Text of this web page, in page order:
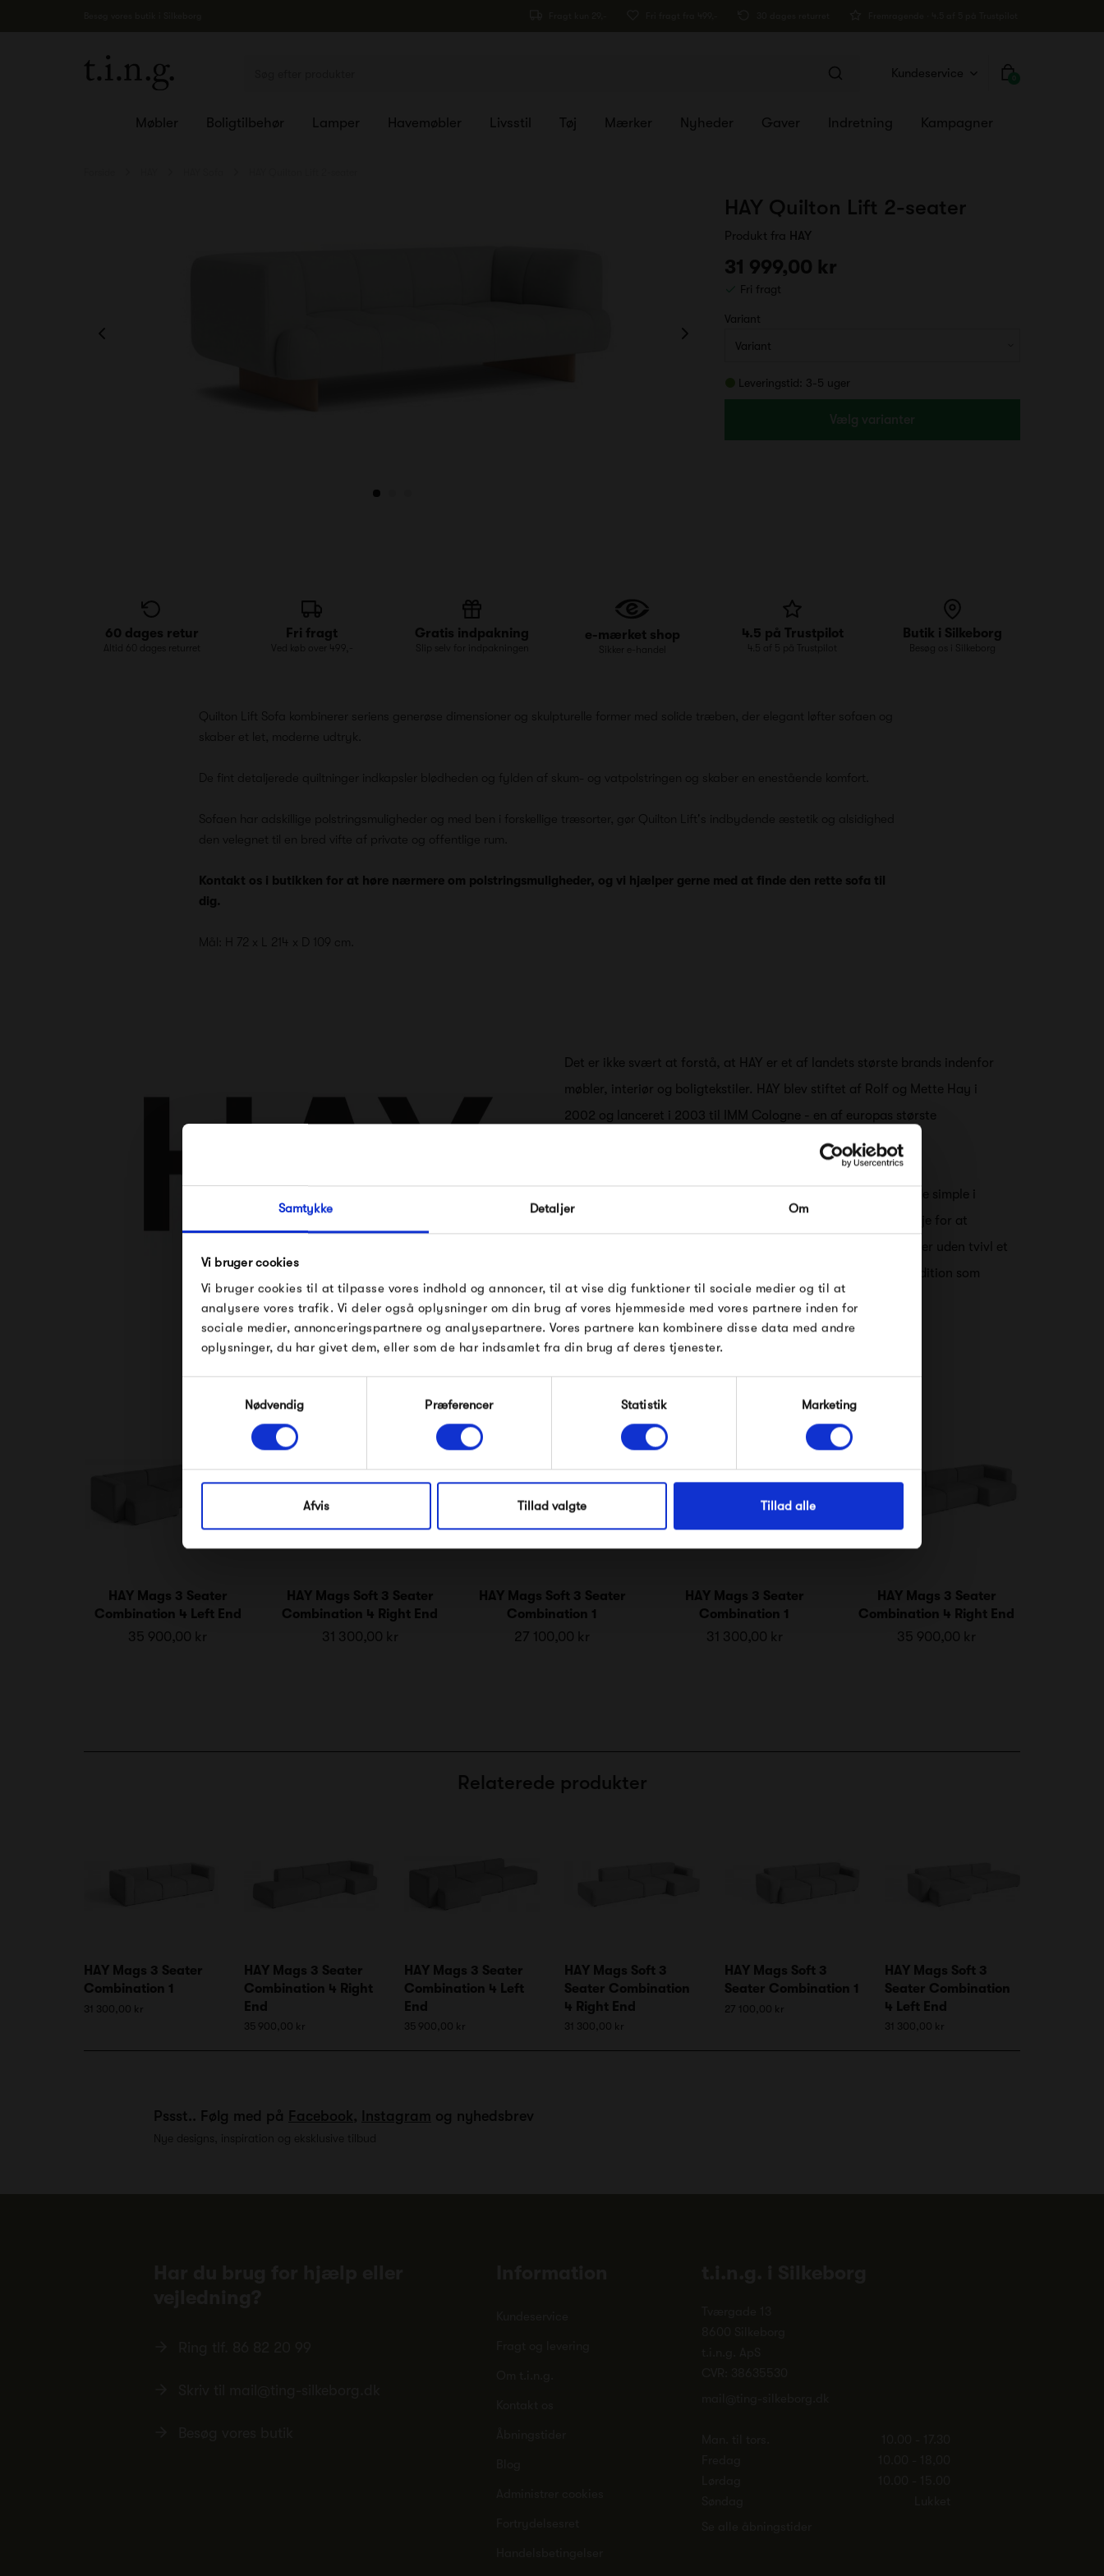
Samtykke Detaljer Om
Vi bruger cookies
Vi bruger cookies til at tilpasse vores indhold og annoncer, til at vise dig funktioner til sociale medier og til at
analysere vores trafik. Vi deler også oplysninger om din brug af vores hjemmeside med vores partnere inden for
sociale medier, annonceringspartnere og analysepartnere. Vores partnere kan kombinere disse data med andre
oplysninger, du har givet dem, eller som de har indsamlet fra din brug af deres tjenester.
Nødvendig
Præferencer Statistik Marketing
Afvis Tillad valgte Tillad alle
0
Kundeservice
Møbler Boligtilbehør Lamper Havemøbler Livsstil Tøj Mærker Nyheder Gaver Indretning Kampagner
HAY Quilton Lift 2-seater
Produkt fra HAY
31 999,00 kr
Fri fragt
Variant
Leveringstid: 3-5 uger
Vælg varianter
60 dages retur
Altid 60 dages returret
Fri fragt
Ved køb over 499,-
Gratis indpakning
Slip selv for indpakningen
e-mærket shop
Sikker e-handel
4.5 på Trustpilot
4.5 af 5 på Trustpilot
Butik i Silkeborg
Besøg os i Silkeborg
Quilton Lift Sofa kombinerer seriens generøse dimensioner og skulpturelle former med solide træben, der elegant løfter sofaen og
skaber et let, moderne udtryk.
De fint detaljerede quiltninger indkapsler blødheden og fylden af skum- og vatpolstringen og skaber en enestående komfort.
Sofaen har adskillige polstringsmuligheder og med ben i forskellige træsorter, gør Quilton Lift's indbydende æstetik og alsidighed
den velegnet til en bred vifte af private og offentlige rum.
Kontakt os i butikken for at høre nærmere om polstringsmuligheder, og vi hjælper gerne med at finde den rette sofa til
dig.
Mål: H 72 x L 214 x D 109 cm.
Se alle varer fra HAY
Det er ikke svært at forstå, at HAY er et af landets største brands indenfor
møbler, interiør og boligtekstiler. HAY blev stiftet af Rolf og Mette Hay i
2002 og lanceret i 2003 til IMM Cologne - en af europas største
møbelmesser. Siden er det gået stærkt. Meget stærkt.
Der er et klart fokus på at skabe stilikoner der er så enestående simple i
deres udtryk, at det næsten virker banalt. Hos HAY har man øje for at
kombinere kvalitet med stilrene linjer og geniale finesser. HAY er uden tvivl et
af de mest stilrene eksempler på den skandinaviske design tradition som
findes herhjemme.
HAY Mags 3 Seater
Combination 4 Left End
35 900,00 kr
HAY Mags Soft 3 Seater
Combination 4 Right End
31 300,00 kr
HAY Mags Soft 3 Seater
Combination 1
27 100,00 kr
HAY Mags 3 Seater
Combination 1
31 300,00 kr
HAY Mags 3 Seater
Combination 4 Right End
35 900,00 kr
Relaterede produkter
HAY Mags 3 Seater
Combination 1
31 300,00 kr
HAY Mags 3 Seater
Combination 4 Right
End
35 900,00 kr
HAY Mags 3 Seater
Combination 4 Left
End
35 900,00 kr
HAY Mags Soft 3
Seater Combination
4 Right End
31 300,00 kr
HAY Mags Soft 3
Seater Combination 1
27 100,00 kr
HAY Mags Soft 3
Seater Combination
4 Left End
31 300,00 kr
Pssst.. Følg med på Facebook, Instagram og nyhedsbrev
Nye designs, inspiration og eksklusive tilbud
FÅ 10% PÅ DIN NÆSTE ORDRE
Gælder ikke på produkter fra Fermob, File Under
Pop og i forvejen nedsatte produkter.
Modtag velkomstrabat
*Ved at tilmelde dig accepterer du at modtage e-
Nej tak, jeg ønsker ikke rabat.